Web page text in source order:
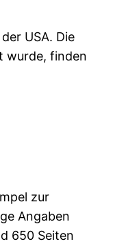
USA. Die
wurde, finden
zur
Angaben
650 Seiten